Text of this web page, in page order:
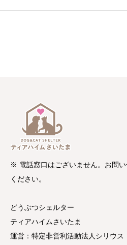
※ 電話窓口はございません。お問
ください。
どうぶつシェルター
ティアハイムさいたま
運営：特定非営利活動法人シリウス